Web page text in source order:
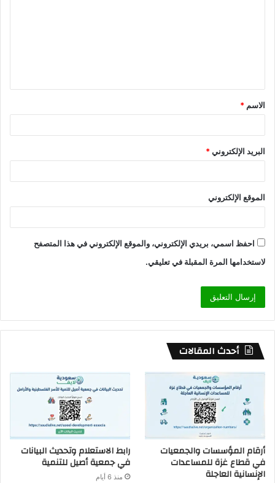
الاسم *
البريد الإلكتروني*
الموقع الإلكتروني
احفظ اسمي، بريدي الإلكتروني، والموقع الإلكتروني في هذا المتصفح
لاستخدامها المرة المقبلة في تعليقي.
أحدث المقالات
أرقام المؤسسات والجمعيات
في قطاع غزة للمساعدات
الإنسانية العاجلة
رابط الاستعلام وتحديث البيانات
في جمعية أصيل للتنمية
منذ 6 أيام